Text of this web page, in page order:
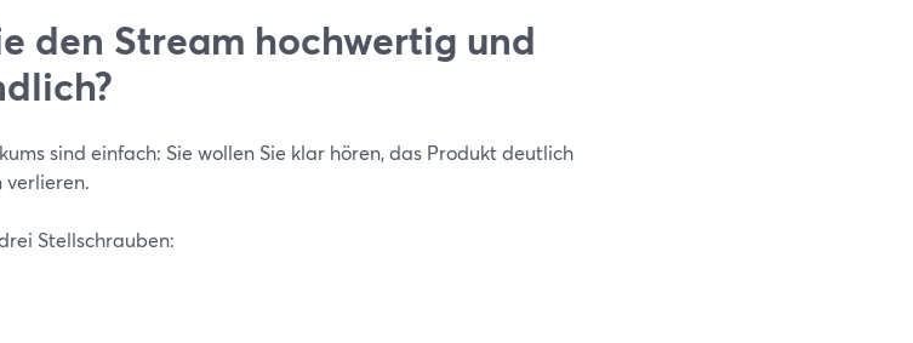
den Stream hochwertig und
sind einfach: Sie wollen Sie klar hören, das Produkt deutlich
verlieren.
Stellschrauben: